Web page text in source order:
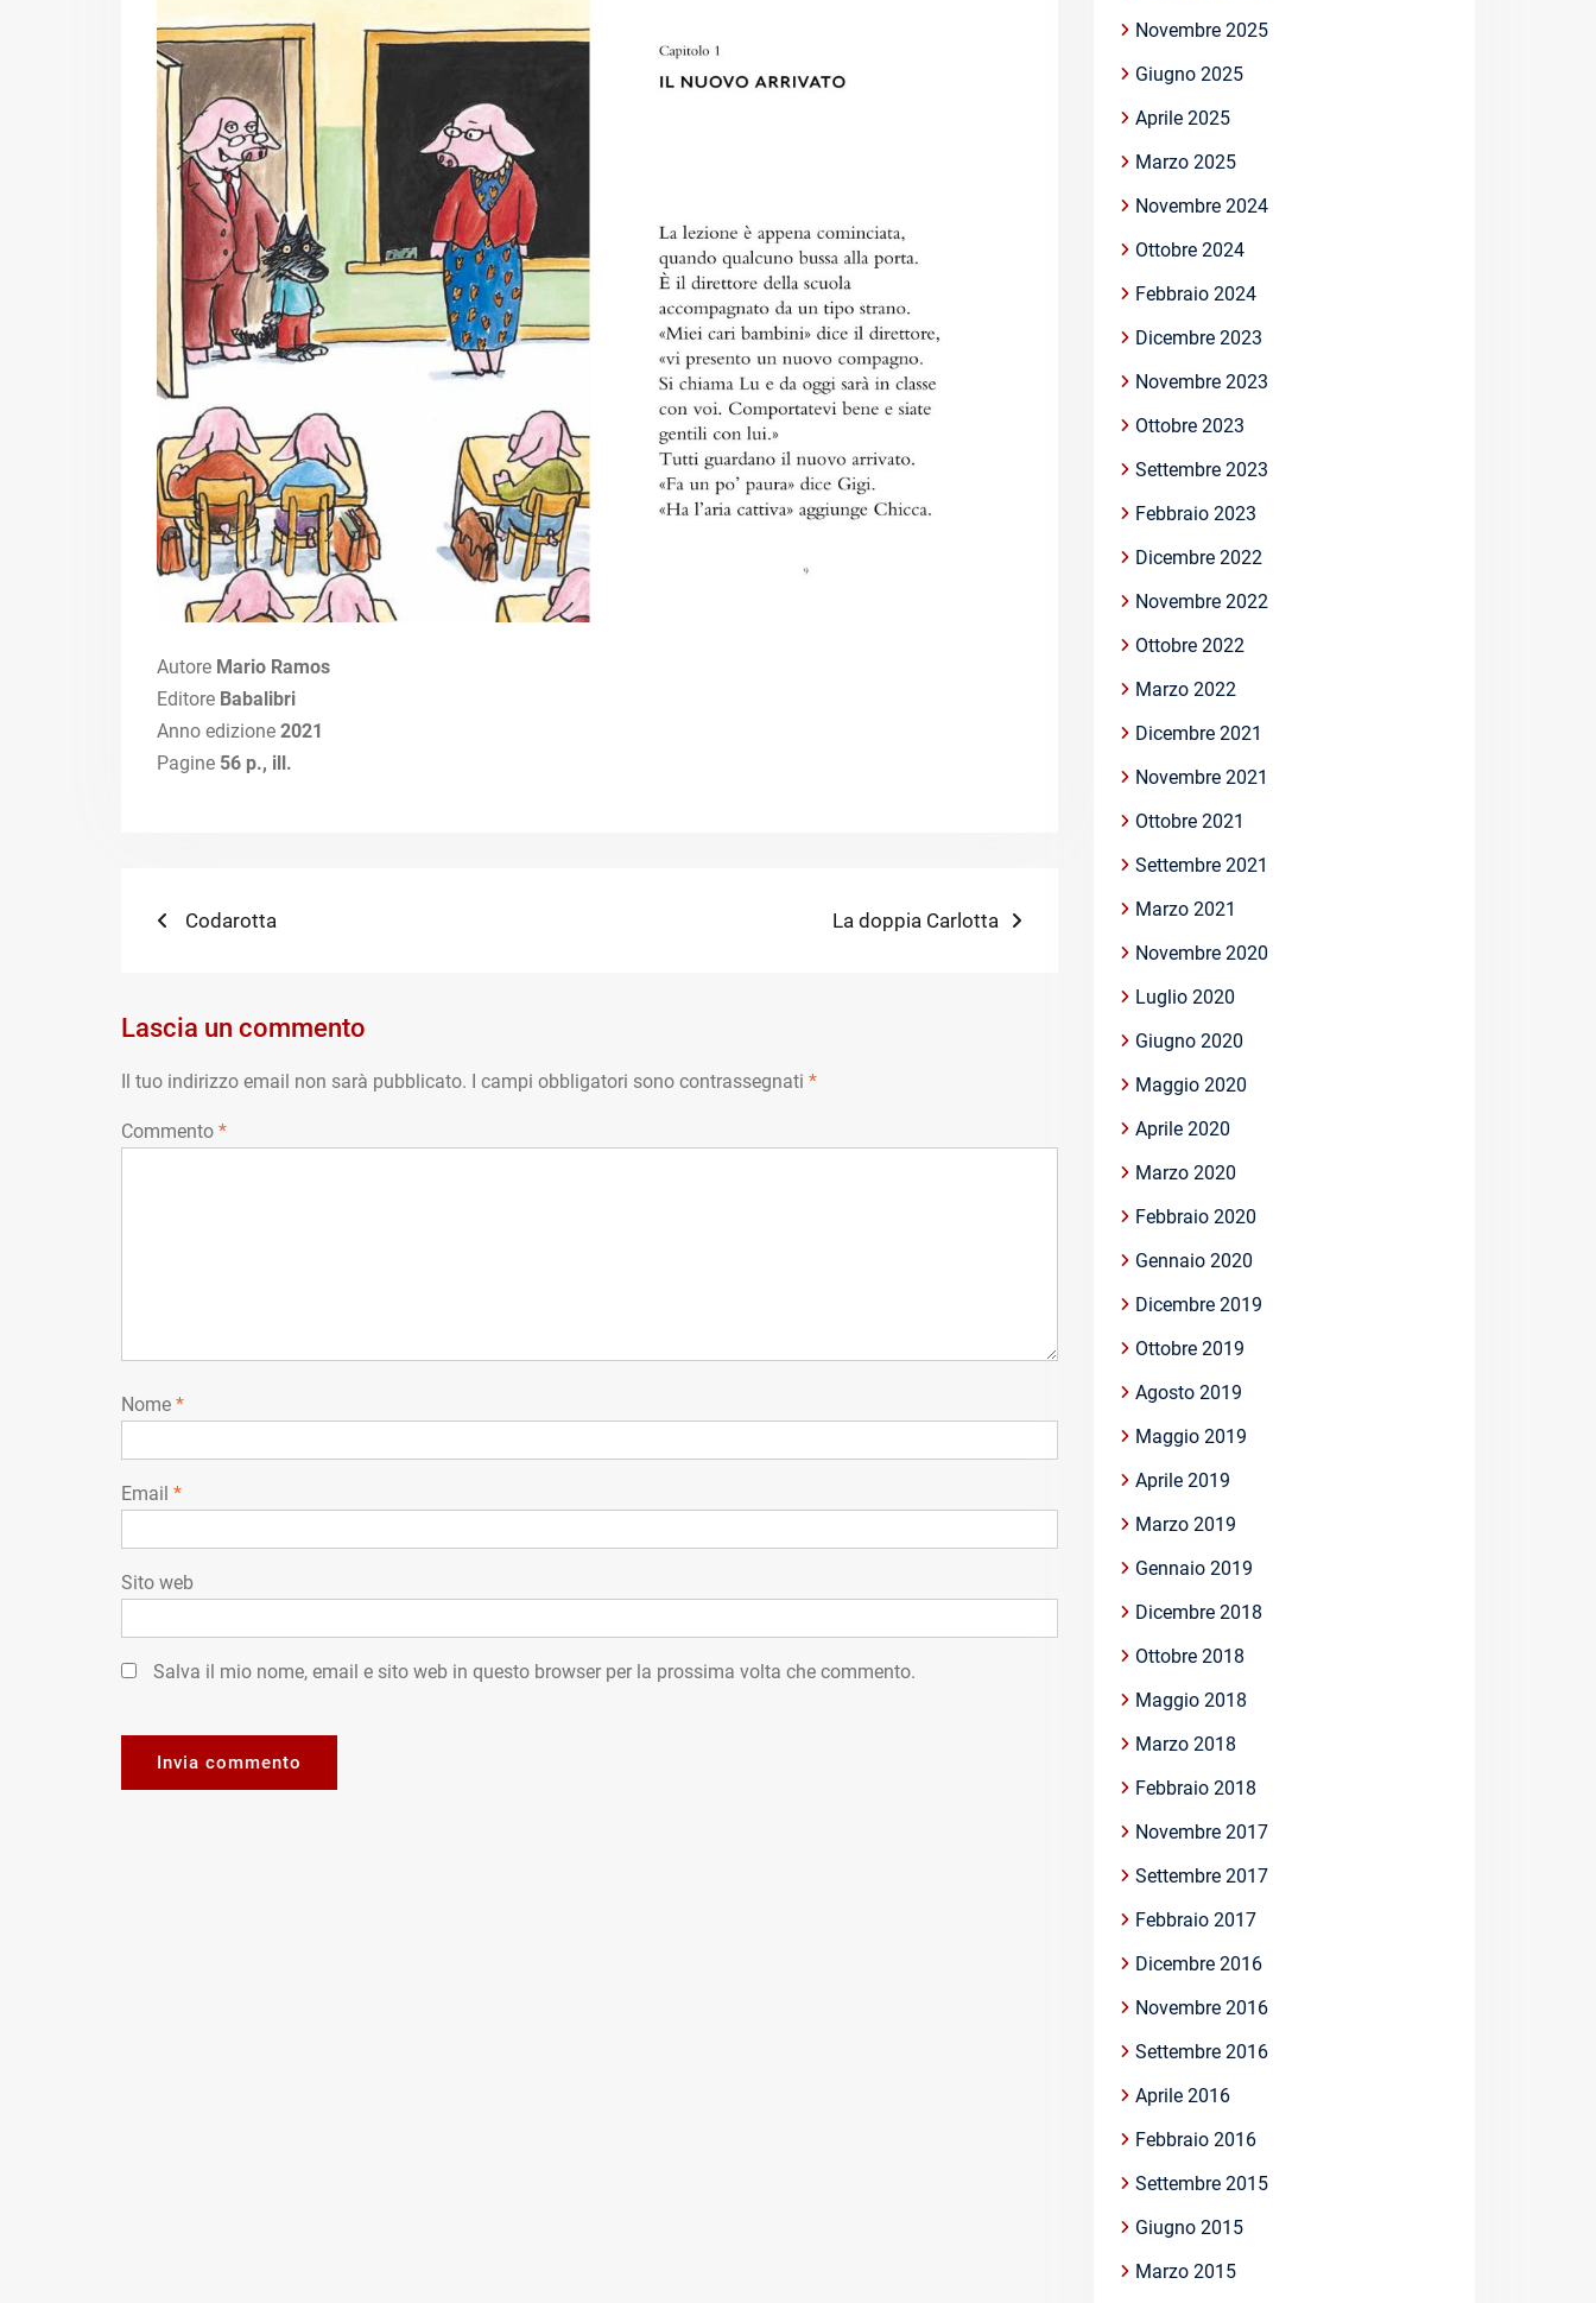
Autore Mario Ramos
Editore Babalibri
Anno edizione 2021
Pagine 56 p., ill.
Navigazione
Previous
Codarotta
Next
La doppia Carlotta
Lascia un commento
Il tuo indirizzo email non sarà pubblicato. I campi obbligatori sono contrassegnati *
Commento *
Nome *
Email *
Sito web
Salva il mio nome, email e sito web in questo browser per la prossima volta che commento.
Novembre 2025
Giugno 2025
Aprile 2025
Marzo 2025
Novembre 2024
Ottobre 2024
Febbraio 2024
Dicembre 2023
Novembre 2023
Ottobre 2023
Settembre 2023
Febbraio 2023
Dicembre 2022
Novembre 2022
Ottobre 2022
Marzo 2022
Dicembre 2021
Novembre 2021
Ottobre 2021
Settembre 2021
Marzo 2021
Novembre 2020
Luglio 2020
Giugno 2020
Maggio 2020
Aprile 2020
Marzo 2020
Febbraio 2020
Gennaio 2020
Dicembre 2019
Ottobre 2019
Agosto 2019
Maggio 2019
Aprile 2019
Marzo 2019
Gennaio 2019
Dicembre 2018
Ottobre 2018
Maggio 2018
Marzo 2018
Febbraio 2018
Novembre 2017
Settembre 2017
Febbraio 2017
Dicembre 2016
Novembre 2016
Settembre 2016
Aprile 2016
Febbraio 2016
Settembre 2015
Giugno 2015
Marzo 2015